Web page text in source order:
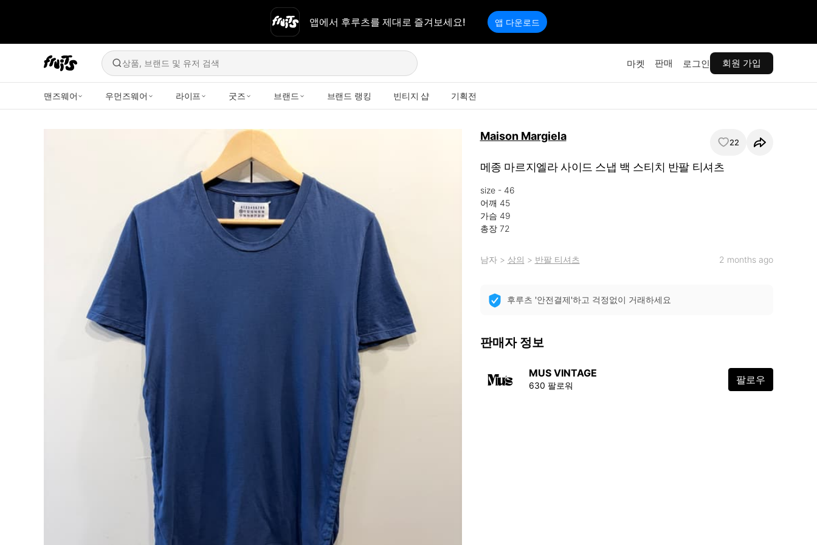
앱에서 후루츠를 제대로 즐겨보세요! 앱 다운로드
상품, 브랜드 및 유저 검색 마켓 판매 로그인 회원 가입
맨즈웨어 우먼즈웨어 라이프 굿즈 브랜드 브랜드 랭킹 빈티지 샵 기획전
Maison Margiela 22
메종 마르지엘라 사이드 스냅 백 스티치 반팔 티셔츠
size - 46
어깨 45
가슴 49
총장 72
남자> 상의 > 반팔 티셔츠 2 months ago
후루츠 '안전결제'하고 걱정없이 거래하세요
판매자 정보
MUS VINTAGE
630 팔로워 팔로우